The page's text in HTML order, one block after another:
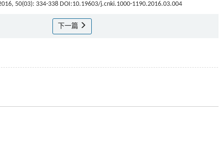
50(03): 334-338 DOI:10.19603/j.cnki.1000-1190.2016.03.004
下一篇